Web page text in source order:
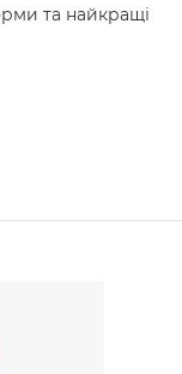
та найкращі